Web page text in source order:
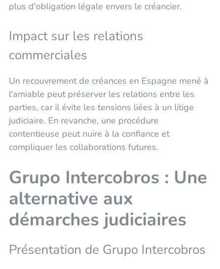
plus d'obligation légale envers le créancier.
Impact sur les relations
commerciales
Un recouvrement de créances en Espagne mené à
l'amiable peut préserver les relations entre les
parties, car il évite les tensions liées à un litige
judiciaire. En revanche, une procédure
contentieuse peut nuire à la confiance et
compliquer les collaborations futures.
Grupo Intercobros : Une
alternative aux
démarches judiciaires
Présentation de Grupo Intercobros